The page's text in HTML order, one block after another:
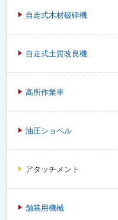
自走式木材破砕機
自走式土質改良機
高所作業車
油圧ショベル
アタッチメント
舗装用機械